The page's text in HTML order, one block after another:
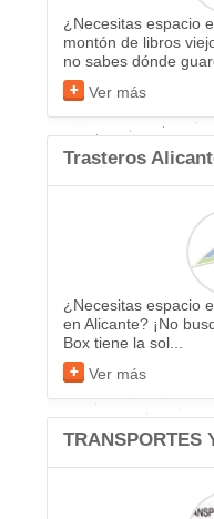
¿Necesitas espacio
montón de libros
no sabes dónde
Ver más
Trasteros
¿Necesitas espacio
en Alicante? ¡No
Box tiene la sol...
Ver más
TRANSPORTES